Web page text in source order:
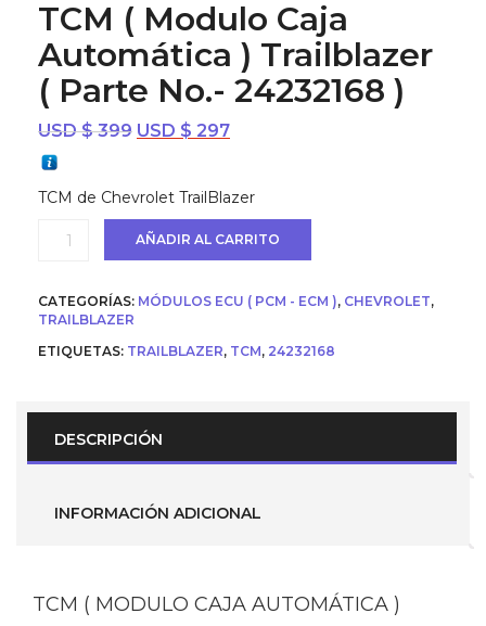
TCM ( Modulo Caja
Automática ) Trailblazer
( Parte No.- 24232168 )
USD $399 El
era:
USD
$ 399.
USD $ 297El
es:
USD
$ 297.
TCM de Chevrolet TrailBlazer
Caja
Automática
Trailblazer
cantidad
AÑADIR AL CARRITO
CATEGORÍAS: MÓDULOS ECU ( PCM - ECM ), CHEVROLET,
TRAILBLAZER
ETIQUETAS: TRAILBLAZER, TCM, 24232168
DESCRIPCIÓN
INFORMACIÓN ADICIONAL
TCM ( MODULO CAJA AUTOMÁTICA )